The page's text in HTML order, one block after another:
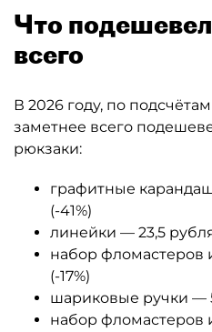
Что
всего
В 2026 году, по
заметнее всего
рюкзаки:
графитные
(-41%)
линейки — 23,5
набор фломастеров
(-17%)
шариковые ручки —
набор фломастеров